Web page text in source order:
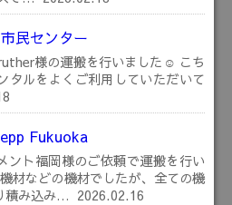
民センター
様の運搬を行いました☺ こち
タルをよくご利用していただいて
Fukuoka
ント福岡様のご依頼で運搬を行い
材などの機材でしたが、全ての機
積み込み… 2026.02.16